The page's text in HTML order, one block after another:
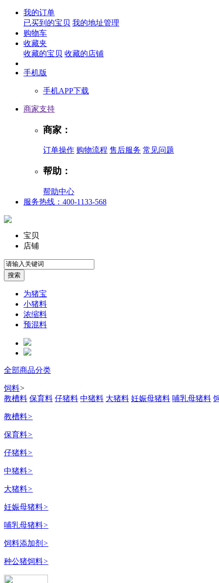
我的订单
已买到的宝贝 我的地址管理
购物车
收藏夹
收藏的宝贝 收藏的店铺
手机版
手机APP下载
商家支持
商家：
订单操作 购物流程 售后服务 常见问题
帮助：
帮助中心
服务热线：400-1133-568
宝贝
店铺
为猪宝
小猪料
浓缩料
预混料
全部商品分类
饲料>
教槽料 保育料 仔猪料 中猪料 大猪料 妊娠母猪料 哺乳母猪料
教槽料>
保育料>
仔猪料>
中猪料>
大猪料>
妊娠母猪料>
哺乳母猪料>
饲料添加剂 >
种公猪饲料>